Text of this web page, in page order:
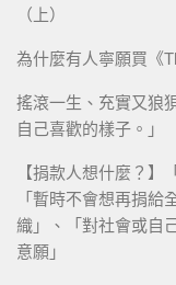
（上）
為什麼有人寧願買《
搖滾一生、充實又狼
自己喜歡的樣子。」
【捐款人想什麼？】
「暫時不會想再捐給
織」、「對社會或自
意願」